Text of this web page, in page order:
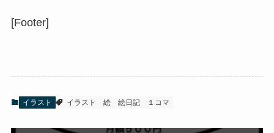
[Footer]
イラスト イラスト 絵 絵日記 １コマ